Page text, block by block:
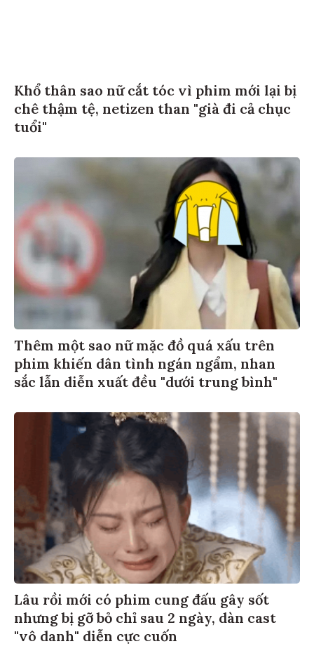
Khổ thân sao nữ cắt tóc vì phim mới lại bị
chê thậm tệ, netizen than "già đi cả chục
tuổi"
Thêm một sao nữ mặc đồ quá xấu trên
phim khiến dân tình ngán ngẩm, nhan
sắc lẫn diễn xuất đều "dưới trung bình"
Lâu rồi mới có phim cung đấu gây sốt
nhưng bị gỡ bỏ chỉ sau 2 ngày, dàn cast
"vô danh" diễn cực cuốn